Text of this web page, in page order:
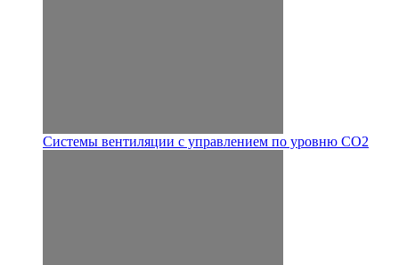
Системы вентиляции с управлением по уровню CO2